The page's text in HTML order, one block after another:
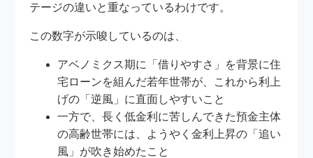
テージの違いと重なっているわけです。
この数字が示唆しているのは、
アベノミクス期に「借りやすさ」を背景に住
宅ローンを組んだ若年世帯が、これから利上
げの「逆風」に直面しやすいこと
一方で、長く低金利に苦しんできた預金主体
の高齢世帯には、ようやく金利上昇の「追い
風」が吹き始めたこと